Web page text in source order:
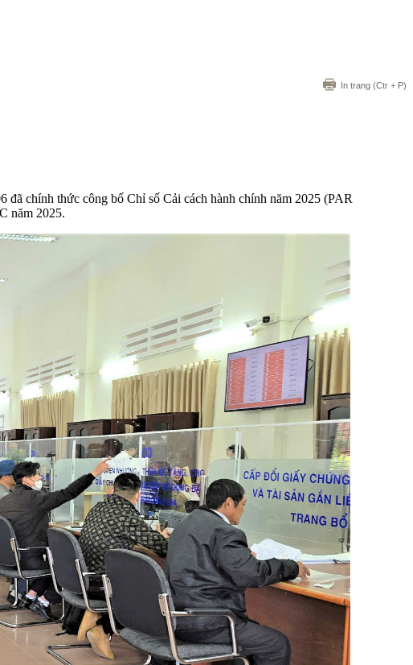
In trang (Ctr + P)
chính thức công bố Chỉ số Cải cách hành chính năm 2025 (PAR
năm 2025.